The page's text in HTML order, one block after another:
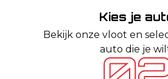
Kies je
Bekijk onze vloot en
auto die je